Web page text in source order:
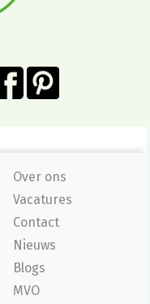
Over ons
Vacatures
Contact
Nieuws
Blogs
MVO